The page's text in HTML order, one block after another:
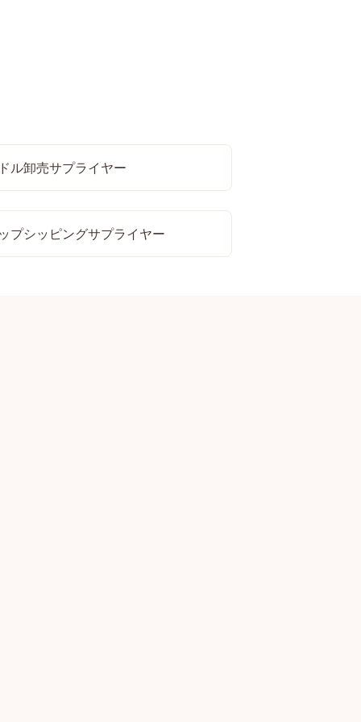
ル卸売サプライヤー
プシッピングサプライヤー